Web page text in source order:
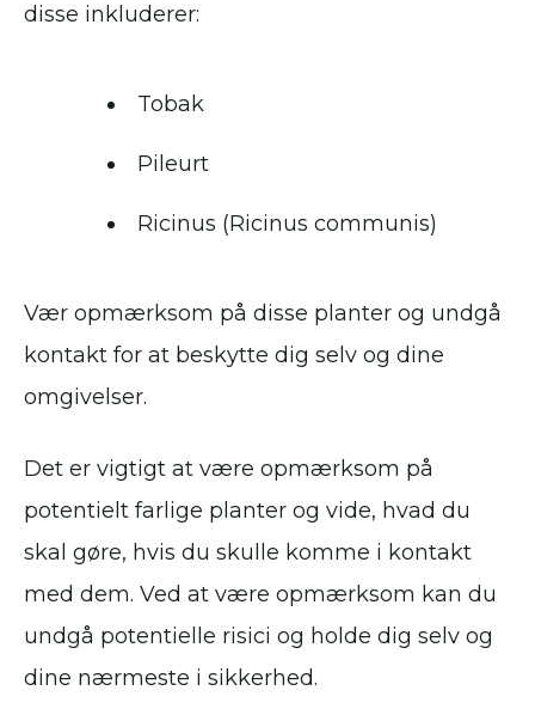
disse inkluderer:
Tobak
Pileurt
Ricinus (Ricinus communis)
Vær opmærksom på disse planter og undgå
kontakt for at beskytte dig selv og dine
omgivelser.
Det er vigtigt at være opmærksom på
potentielt farlige planter og vide, hvad du
skal gøre, hvis du skulle komme i kontakt
med dem. Ved at være opmærksom kan du
undgå potentielle risici og holde dig selv og
dine nærmeste i sikkerhed.